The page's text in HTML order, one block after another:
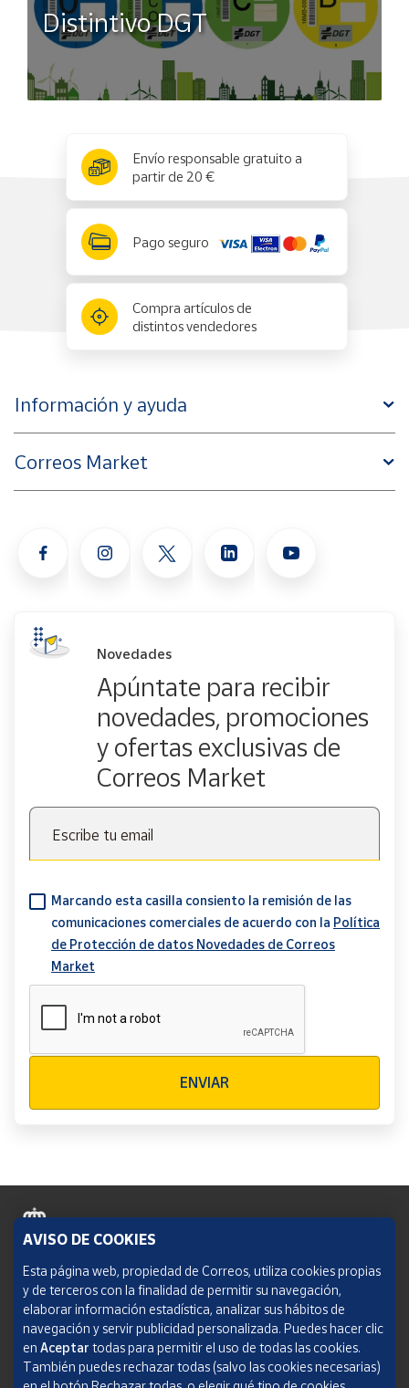
Distintivo DGT
Envío responsable gratuito a
partir de 20 €
Pago seguro
Compra artículos de
distintos vendedores
Información y ayuda
Correos Market
Novedades
Apúntate para recibir
novedades, promociones
y ofertas exclusivas de
Correos Market
Escribe tu email
Marcando esta casilla consiento la remisión de las
comunicaciones comerciales de acuerdo con la Política
de Protección de datos Novedades de Correos
Market
ENVIAR
Política de cookies
Aviso legal
Condiciones del servicio
Política de Privacidad Web
AVISO DE COOKIES
Esta página web, propiedad de Correos, utiliza cookies propias
y de terceros con la finalidad de permitir su navegación,
elaborar información estadística, analizar sus hábitos de
navegación y servir publicidad personalizada. Puedes hacer clic
en Aceptar todas para permitir el uso de todas las cookies.
También puedes rechazar todas (salvo las cookies necesarias)